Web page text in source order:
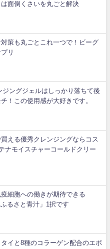
面倒くさいを丸ごと解決
策も丸ごとこれ一つで！ビーグ
リ
ジングジェルはしっかり落ちて後
！この使用感が大好きです。
買える優秀クレンジングならコス
ナモイスチャーコールドクリー
細胞への働きが期待できる
るさと青汁」1択です
イと8種のコラーゲン配合のエポ